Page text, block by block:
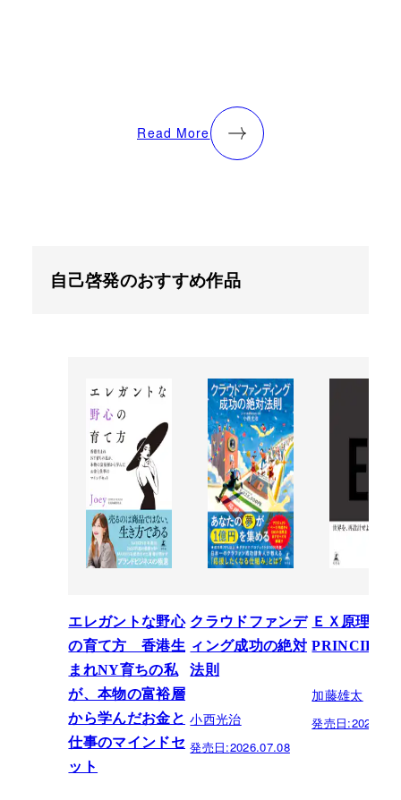
Read More
自己啓発のおすすめ作品
エレガントな野心
の育て方 香港生
まれNY育ちの私
が、本物の富裕層
から学んだお金と
仕事のマインドセ
ット
クラウドファンデ
ィング成功の絶対
法則
小西光治
発売日:2026.07.08
ＥＸ原理
PRINCIPLE
加藤雄太
発売日: